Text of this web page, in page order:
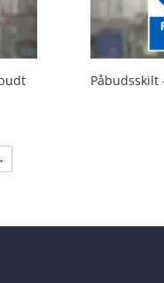
Påbudsskilt